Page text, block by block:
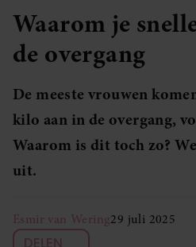
Waarom je
de overgang
De meeste vrouwen
kilo aan in de overgang,
Waarom is dit toch zo?
uit.
Esmir van Wering29 juli 2025
DELEN